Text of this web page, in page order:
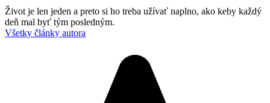
Život je len jeden a preto si ho treba užívať naplno, ako keby každý
deň mal byť tým posledným.
Všetky články autora